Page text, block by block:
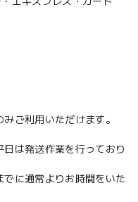
ご利用いただけます。
は発送作業を行っており
に通常よりお時間をいた